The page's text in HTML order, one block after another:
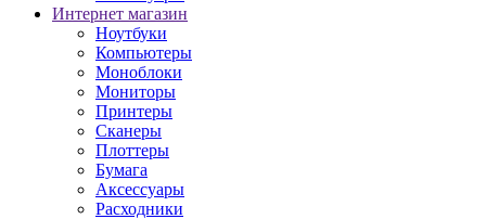
Интернет магазин
Ноутбуки
Компьютеры
Моноблоки
Мониторы
Принтеры
Сканеры
Плоттеры
Бумага
Аксессуары
Расходники